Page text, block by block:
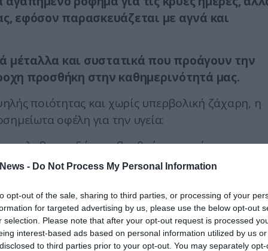
- Do Not Process My Personal Information
opt-out of the sale, sharing to third parties, or processing of your
for targeted advertising by us, please use the below opt-out
selection. Please note that after your opt-out request is processed
interest-based ads based on personal information utilized by us
to third parties prior to your opt-out. You may separately
εφόσον παρασκευάζεται με αγνά και
μέταλλα και συστατικά που προάγουν την
προσθήκη στην καθημερινότητά μας.
ποιότητας και χωρίς υπερβολική ζάχαρη, η
οφέλη για την υγεία:
φλαβονοειδή που βοηθούν στη μείωση της
το οξειδωτικό στρες.
τη μνήμη και τη συγκέντρωση.
του κακάο διεγείρουν την παραγωγή
ευεξίας και χαλάρωσης.
φλαβονοειδών του κακάο έχει συσχετιστεί